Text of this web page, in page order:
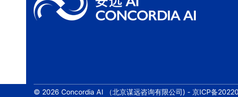
© 2026 Concordia AI （北京谋远咨询有限公司) -京ICP备